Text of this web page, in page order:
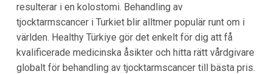
resulterar i en kolostomi. Behandling av
tjocktarmscancer i Turkiet blir alltmer populär runt om i
världen. Healthy Türkiye gör det enkelt för dig att få
kvalificerade medicinska åsikter och hitta rätt vårdgivare
globalt för behandling av tjocktarmscancer till bästa pris.